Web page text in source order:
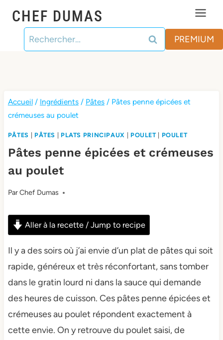
contenu
CHEF DUMAS
Rechercher : PREMIUM
Accueil / Ingrédients / Pâtes / Pâtes penne épicées et
crémeuses au poulet
PÂTES | PÂTES | PLATS PRINCIPAUX | POULET| POULET
Pâtes penne épicées et crémeuses
au poulet
ParChef Dumas
Aller à la recette / Jump to recipe
Il y a des soirs où j’ai envie d’un plat de pâtes qui soit
rapide, généreux et très réconfortant, sans tomber
dans le gratin lourd ni dans la sauce qui demande
des heures de cuisson. Ces pâtes penne épicées et
crémeuses au poulet répondent exactement à
cette envie. On y retrouve du poulet saisi, de